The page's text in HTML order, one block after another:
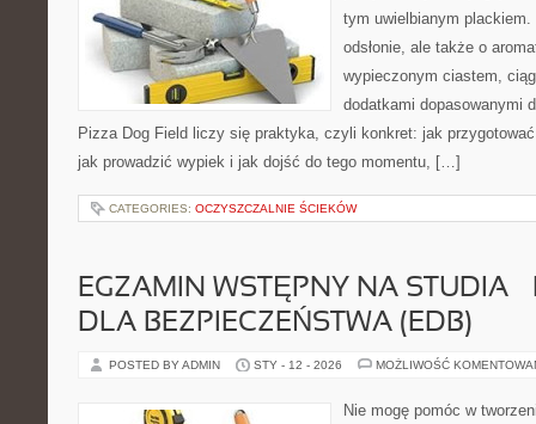
tym uwielbianym
odsłonie, ale także o
wypieczonym ciastem,
dodatkami dopasowanymi
Pizza Dog Field liczy się praktyka, czyli konkret: jak
jak prowadzić wypiek i jak dojść do tego momentu, […]
CATEGORIES: OCZYSZCZALNIE ŚCIEKÓW
EGZAMIN WSTĘPNY NA STUDIA –
DLA BEZPIECZEŃSTWA (EDB)
POSTED BY ADMIN STY - 12 - 2026 MOŻLIWOŚĆ
Nie mogę pomóc w